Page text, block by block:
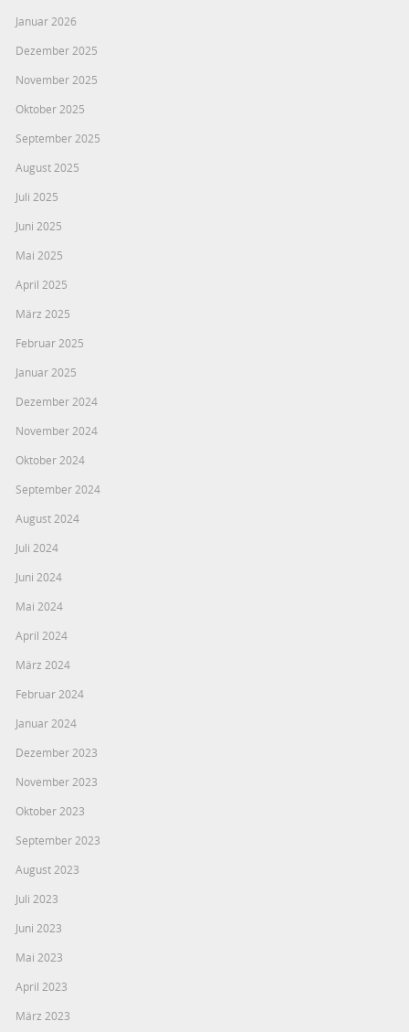
Januar 2026
Dezember 2025
November 2025
Oktober 2025
September 2025
August 2025
Juli 2025
Juni 2025
Mai 2025
April 2025
März 2025
Februar 2025
Januar 2025
Dezember 2024
November 2024
Oktober 2024
September 2024
August 2024
Juli 2024
Juni 2024
Mai 2024
April 2024
März 2024
Februar 2024
Januar 2024
Dezember 2023
November 2023
Oktober 2023
September 2023
August 2023
Juli 2023
Juni 2023
Mai 2023
April 2023
März 2023